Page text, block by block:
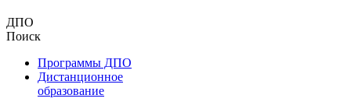
ДПО
Поиск
Программы ДПО
Дистанционное
образование